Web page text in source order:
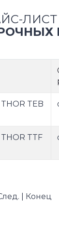
TEB
TTF
| Конец